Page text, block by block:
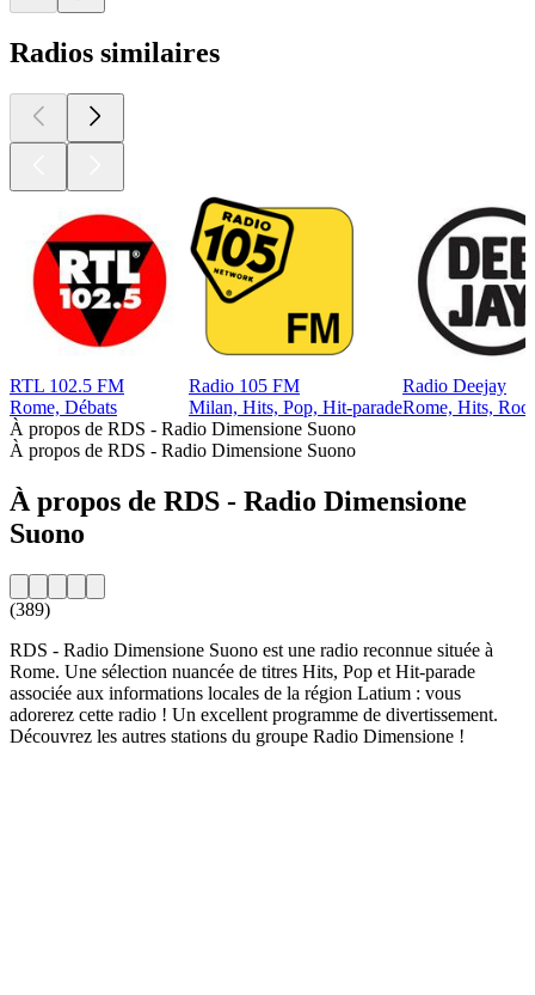
Radios similaires
RTL 102.5 FM
Rome, Débats
Radio 105 FM
Milan, Hits, Pop, Hit-parade
Radio Deejay
Rome, Hits,
À propos de RDS - Radio Dimensione Suono
À propos de RDS - Radio Dimensione Suono
À propos de RDS - Radio Dimensione
Suono
(389)
RDS - Radio Dimensione Suono est une radio reconnue située à
Rome. Une sélection nuancée de titres Hits, Pop et Hit-parade
associée aux informations locales de la région Latium : vous
adorerez cette radio ! Un excellent programme de divertissement.
Découvrez les autres stations du groupe Radio Dimensione !